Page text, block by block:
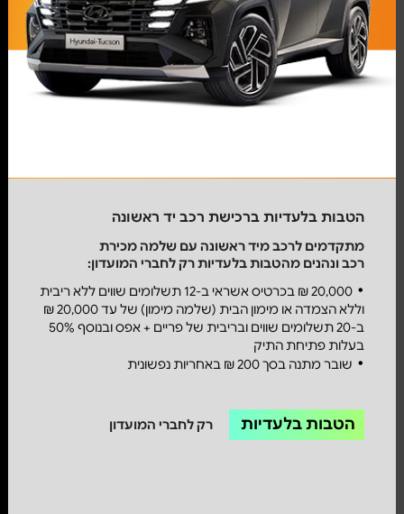
הטבות בלעדיות ברכישת רכב יד ראשונה
מתקדמים לרכב מיד ראשונה עם שלמה מכירת
רכבונהנים מהטבות בלעדיות רק לחברי המועדון:
20,000 ₪ בכרטיס אשראי ב-12 תשלומים שווים ללא ריבית
וללא הצמדה או מימון הבית (שלמה מימון) של עד 20,000 ₪
ב-20 תשלומים שווים ובריבית של פריים + אפס ובנוסף 50%
בעלות פתיחת התיק
שובר מתנה בסך 200 ₪ באחריות נפשונית
הטבות בלעדיות רק לחברי המועדון